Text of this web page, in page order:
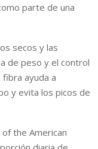
parte de una
secos y las
de peso y el control
fibra ayuda a
y evita los picos de
of the American